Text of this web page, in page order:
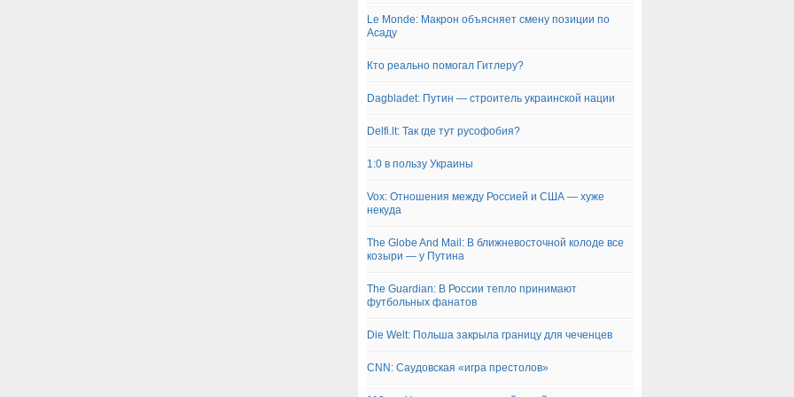
Le Monde: Макрон объясняет смену позиции по
Асаду
Кто реально помогал Гитлеру?
Dagbladet: Путин — строитель украинской нации
Delfi.lt: Так где тут русофобия?
1:0 в пользу Украины
Vox: Отношения между Россией и США — хуже
некуда
The Globe And Mail: В ближневосточной колоде все
козыри — у Путина
The Guardian: В России тепло принимают
футбольных фанатов
Die Welt: Польша закрыла границу для чеченцев
CNN: Саудовская «игра престолов»